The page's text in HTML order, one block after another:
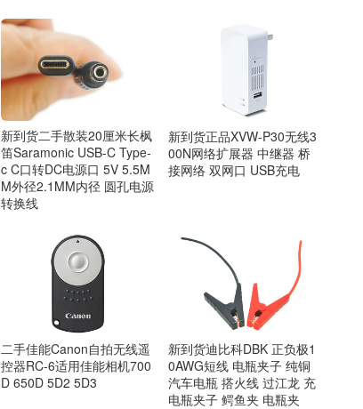
新到货二手散装20厘米长枫
笛Saramonic USB-C Type-
c C口转DC电源口 5V 5.5M
M外径2.1MM内径 圆孔电源
转换线
新到货正品XVW-P30无线3
00N网络扩展器 中继器 桥
接网络 双网口 USB充电
二手佳能Canon自拍无线遥
控器RC-6适用佳能相机700
D 650D 5D2 5D3
新到货迪比科DBK 正负极1
0AWG短线 电瓶夹子 纯铜
汽车电瓶 搭火线 过江龙 充
电瓶夹子 鳄鱼夹 电瓶夹